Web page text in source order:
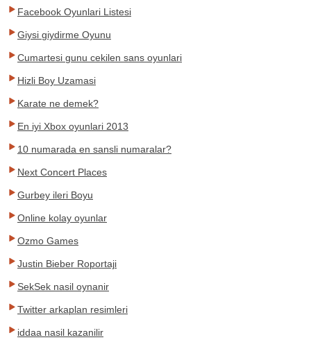
Facebook Oyunlari Listesi
Giysi giydirme Oyunu
Cumartesi gunu cekilen sans oyunlari
Hizli Boy Uzamasi
Karate ne demek?
En iyi Xbox oyunlari 2013
10 numarada en sansli numaralar?
Next Concert Places
Gurbey ileri Boyu
Online kolay oyunlar
Ozmo Games
Justin Bieber Roportaji
SekSek nasil oynanir
Twitter arkaplan resimleri
iddaa nasil kazanilir